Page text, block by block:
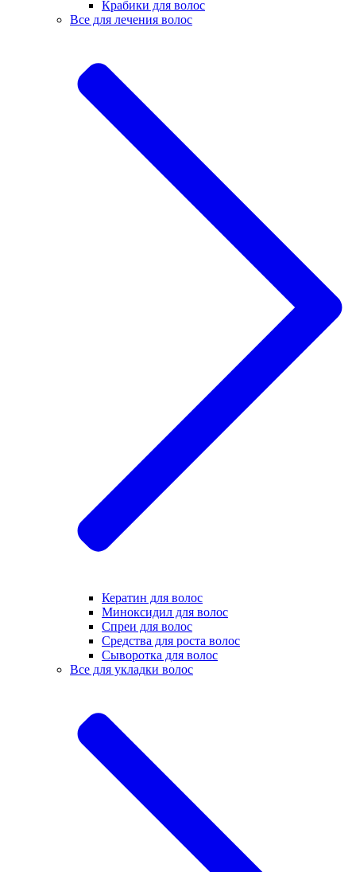
Крабики для волос
Все для лечения волос
Кератин для волос
Миноксидил для волос
Спреи для волос
Средства для роста волос
Сыворотка для волос
Все для укладки волос